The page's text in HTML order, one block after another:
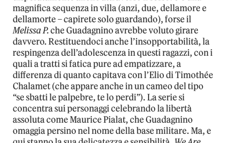
magnifica sequenza in villa (anzi, due, dellamore e
dellamorte – capirete solo guardando), forse il
Melissa P.che Guadagnino avrebbe voluto girare
davvero. Restituendoci anche l’insopportabilità, la
respingenza dell’adolescenza in questi ragazzi, con i
quali a tratti si fatica pure ad empatizzare, a
differenza di quanto capitava con l’Elio di Timothée
Chalamet (che appare anche in un cameo del tipo
“se sbatti le palpebre, te lo perdi”). La serie si
concentra sui personaggi celebrando la libertà
assoluta come Maurice Pialat, che Guadagnino
omaggia persino nel nome della base militare. Ma, e